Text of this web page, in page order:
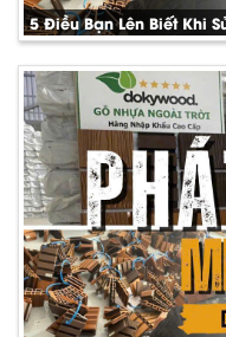
5 Điều Bạn Lên Biết Khi